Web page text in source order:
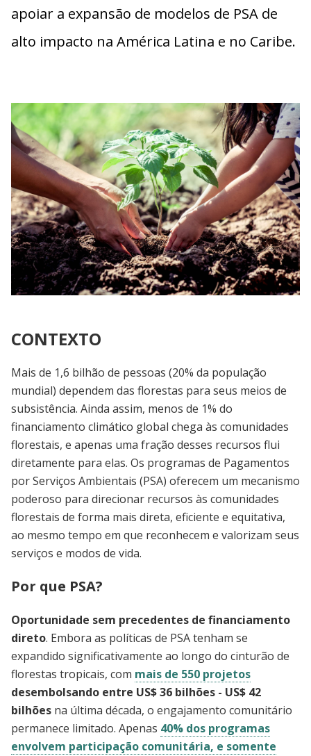
apoiar a expansão de modelos de PSA de
alto impacto na América Latina e no Caribe.
CONTEXTO
Mais de 1,6 bilhão de pessoas (20% da população
mundial) dependem das florestas para seus meios de
subsistência. Ainda assim, menos de 1% do
financiamento climático global chega às comunidades
florestais, e apenas uma fração desses recursos flui
diretamente para elas. Os programas de Pagamentos
por Serviços Ambientais (PSA) oferecem um mecanismo
poderoso para direcionar recursos às comunidades
florestais de forma mais direta, eficiente e equitativa,
ao mesmo tempo em que reconhecem e valorizam seus
serviços e modos de vida.
Por que PSA?
Oportunidade sem precedentes de financiamento
direto. Embora as políticas de PSA tenham se
expandido significativamente ao longo do cinturão de
florestas tropicais, com mais de 550 projetos
desembolsando entre US$ 36 bilhões - US$ 42
bilhões na última década, o engajamento comunitário
permanece limitado. Apenas 40% dos programas
envolvem participação comunitária, e somente